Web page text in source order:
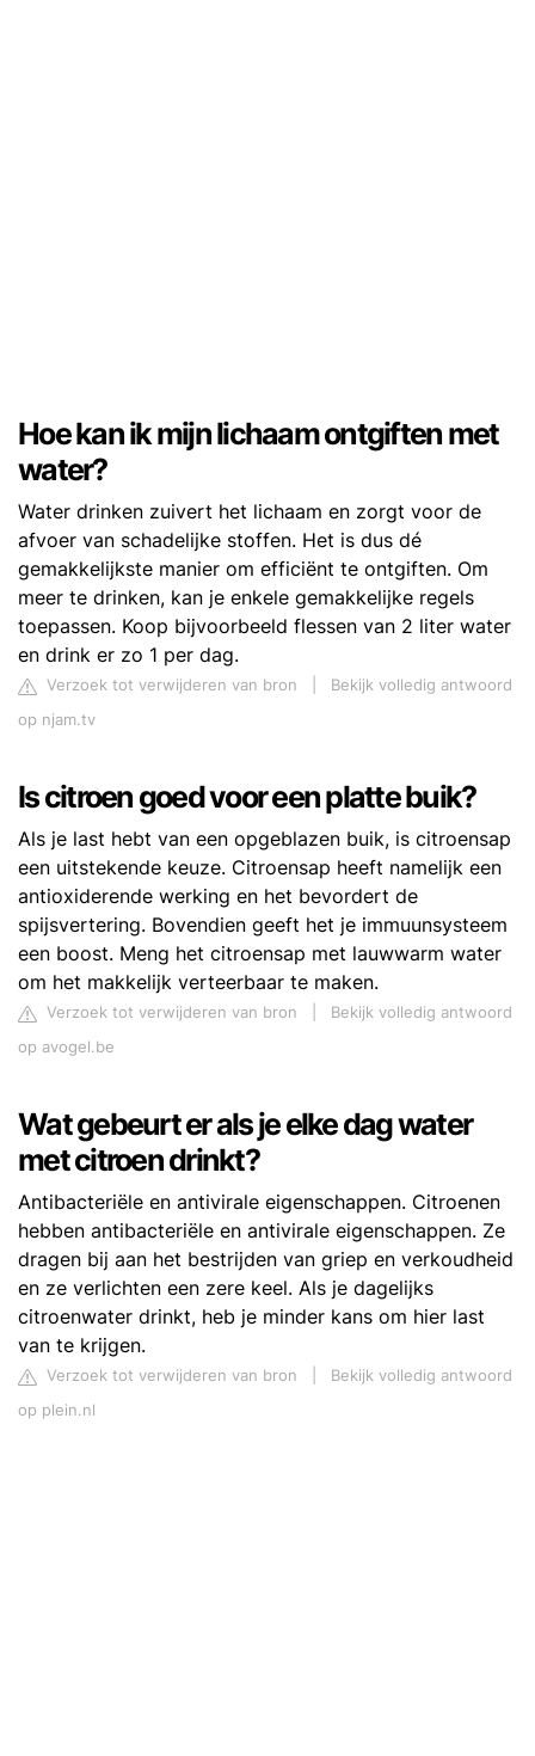
Hoe kan ik mijn lichaam ontgiften met
water?
Water drinken zuivert het lichaam en zorgt voor de
afvoer van schadelijke stoffen. Het is dus dé
gemakkelijkste manier om efficiënt te ontgiften. Om
meer te drinken, kan je enkele gemakkelijke regels
toepassen. Koop bijvoorbeeld flessen van 2 liter water
en drink er zo 1 per dag.
Verzoek tot verwijderen van bron
Bekijk volledig antwoord
op njam.tv
Is citroen goed voor een platte buik?
Als je last hebt van een opgeblazen buik, is citroensap
een uitstekende keuze. Citroensap heeft namelijk een
antioxiderende werking en het bevordert de
spijsvertering. Bovendien geeft het je immuunsysteem
een boost. Meng het citroensap met lauwwarm water
om het makkelijk verteerbaar te maken.
Verzoek tot verwijderen van bron
Bekijk volledig antwoord
op avogel.be
Wat gebeurt er als je elke dag water
met citroen drinkt?
Antibacteriële en antivirale eigenschappen. Citroenen
hebben antibacteriële en antivirale eigenschappen. Ze
dragen bij aan het bestrijden van griep en verkoudheid
en ze verlichten een zere keel. Als je dagelijks
citroenwater drinkt, heb je minder kans om hier last
van te krijgen.
Verzoek tot verwijderen van bron
Bekijk volledig antwoord
op plein.nl